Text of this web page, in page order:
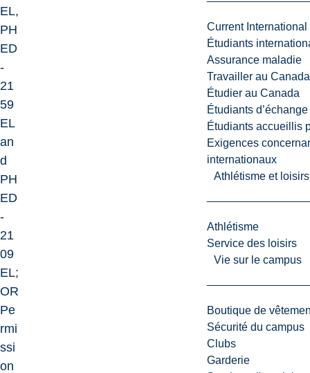
Current International
Étudiants
Assurance maladie
Travailler au Canada
Étudier au Canada
Étudiants
Étudiants accueillis
Exigences
internationaux
Athlétisme et
Athlétisme
Service des loisirs
Vie sur le campus
Boutique de
Sécurité du campus
Clubs
Garderie
EL,
PH
ED
-
21
59
EL
an
d
PH
ED
-
21
09
EL;
OR
Pe
rmi
ssi
on